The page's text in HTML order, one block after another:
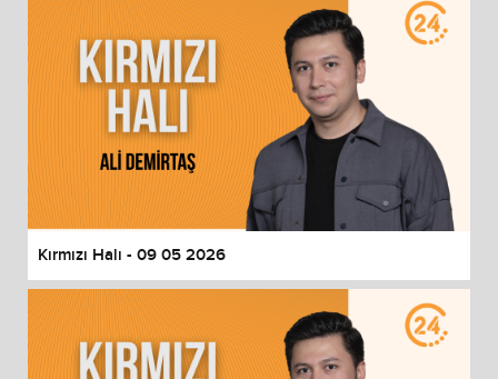
Kırmızı Halı - 09 05 2026